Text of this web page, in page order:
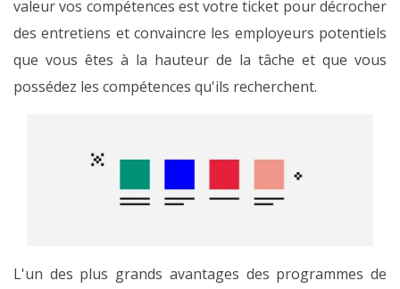
valeur vos compétences est votre ticket pour décrocher
des entretiens et convaincre les employeurs potentiels
que vous êtes à la hauteur de la tâche et que vous
possédez les compétences qu'ils recherchent.
L'un des plus grands avantages des programmes de